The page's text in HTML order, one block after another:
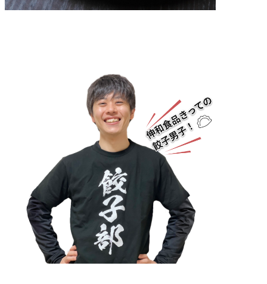
よくあるご質問
［受付時間］平日9 : 00 - 17 : 00
メールでのお問い合わせ